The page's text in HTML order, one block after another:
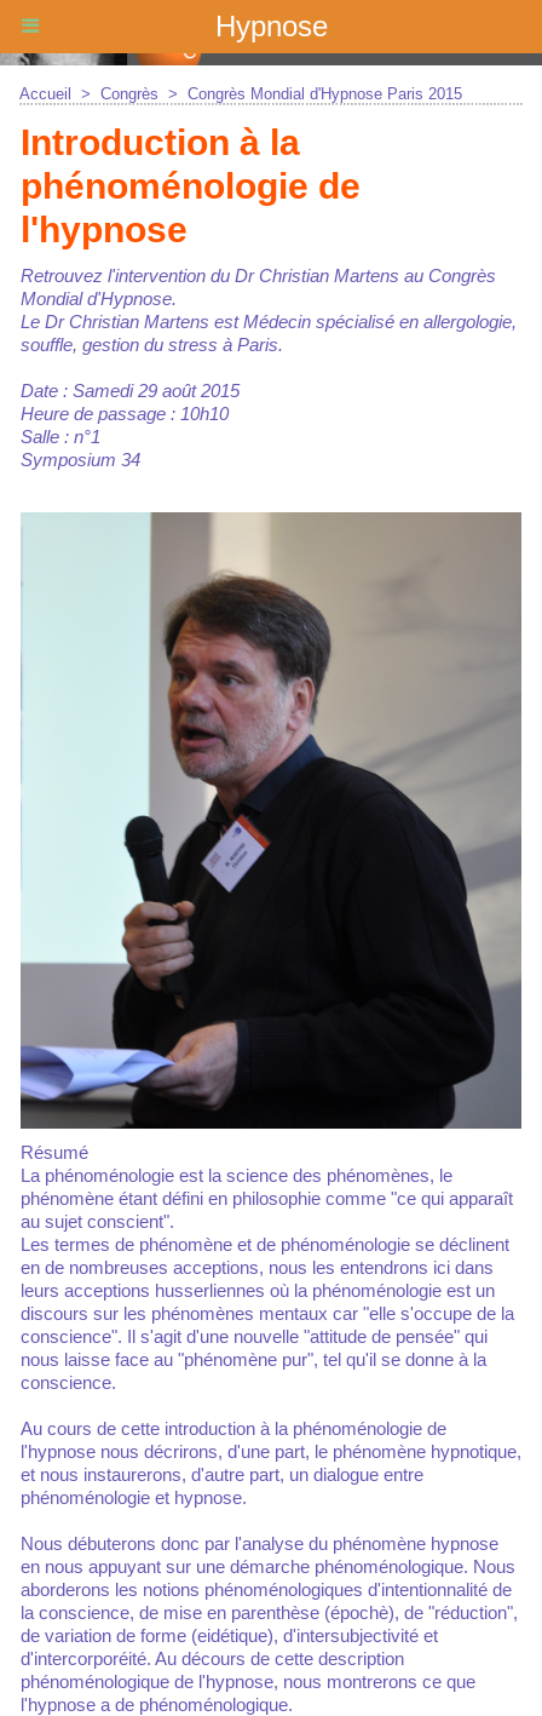
Hypnose
Accueil > Congrès > Congrès Mondial d'Hypnose Paris 2015
Introduction à la
phénoménologie de
l'hypnose
Retrouvez l'intervention du Dr Christian Martens au Congrès
Mondial d'Hypnose.
Le Dr Christian Martens est Médecin spécialisé en allergologie,
souffle, gestion du stress à Paris.
Date : Samedi 29 août 2015
Heure de passage : 10h10
Salle : n°1
Symposium 34
Résumé
La phénoménologie est la science des phénomènes, le
phénomène étant défini en philosophie comme "ce qui apparaît
au sujet conscient".
Les termes de phénomène et de phénoménologie se déclinent
en de nombreuses acceptions, nous les entendrons ici dans
leurs acceptions husserliennes où la phénoménologie est un
discours sur les phénomènes mentaux car "elle s'occupe de la
conscience". Il s'agit d'une nouvelle "attitude de pensée" qui
nous laisse face au "phénomène pur", tel qu'il se donne à la
conscience.
Au cours de cette introduction à la phénoménologie de
l'hypnose nous décrirons, d'une part, le phénomène hypnotique,
et nous instaurerons, d'autre part, un dialogue entre
phénoménologie et hypnose.
Nous débuterons donc par l'analyse du phénomène hypnose
en nous appuyant sur une démarche phénoménologique. Nous
aborderons les notions phénoménologiques d'intentionnalité de
la conscience, de mise en parenthèse (épochè), de "réduction",
de variation de forme (eidétique), d'intersubjectivité et
d'intercorporéité. Au décours de cette description
phénoménologique de l'hypnose, nous montrerons ce que
l'hypnose a de phénoménologique.